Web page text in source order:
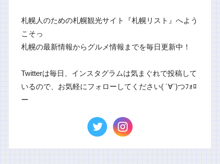
札幌人のための札幌観光サイト『札幌リスト』へよう
こそっ
札幌の最新情報からグルメ情報までを毎日更新中！
Twitterは毎日、インスタグラムは気まぐれで投稿して
いるので、お気軽にフォローしてください( ´∀`)つﾌｫﾛ
ー